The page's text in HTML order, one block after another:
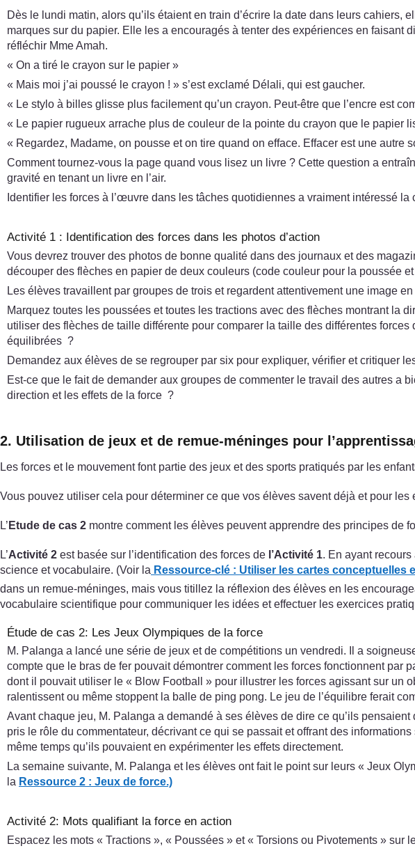
Dès le lundi matin, alors qu’ils étaient en train d’écrire la date dans leurs
marques sur du papier. Elle les a encouragés à tenter des expériences en faisant
réfléchir Mme Amah.
« On a tiré le crayon sur le papier »
« Mais moi j’ai poussé le crayon ! » s’est exclamé Délali, qui est gaucher.
« Le stylo à billes glisse plus facilement qu’un crayon. Peut-être que l’encre est
« Le papier rugueux arrache plus de couleur de la pointe du crayon que le papier
« Regardez, Madame, on pousse et on tire quand on efface. Effacer est une autre
Comment tournez-vous la page quand vous lisez un livre ? Cette question a
gravité en tenant un livre en l’air.
Identifier les forces à l’œuvre dans les tâches quotidiennes a vraiment intéressé
Activité 1 : Identification des forces dans les photos d’action
Vous devrez trouver des photos de bonne qualité dans des journaux et des
découper des flèches en papier de deux couleurs (code couleur pour la poussée
Les élèves travaillent par groupes de trois et regardent attentivement une image
Marquez toutes les poussées et toutes les tractions avec des flèches montrant la
utiliser des flèches de taille différente pour comparer la taille des différentes
équilibrées ?
Demandez aux élèves de se regrouper par six pour expliquer, vérifier et critiquer
Est-ce que le fait de demander aux groupes de commenter le travail des autres a
direction et les effets de la force ?
2. Utilisation de jeux et de remue-méninges pour
Les forces et le mouvement font partie des jeux et des sports pratiqués par les
Vous pouvez utiliser cela pour déterminer ce que vos élèves savent déjà et pour
L’ Etude de cas 2 montre comment les élèves peuvent apprendre des principes de
L’Activité 2 est basée sur l’identification des forces de l’Activité 1. En ayant
science et vocabulaire. (Voir la Ressource-clé : Utiliser les cartes conceptuelles
dans un remue-méninges, mais vous titillez la réflexion des élèves en les
vocabulaire scientifique pour communiquer les idées et effectuer les exercices
Étude de cas 2: Les Jeux Olympiques de la force
M. Palanga a lancé une série de jeux et de compétitions un vendredi. Il a
compte que le bras de fer pouvait démontrer comment les forces fonctionnent par
dont il pouvait utiliser le « Blow Football » pour illustrer les forces agissant sur un
ralentissent ou même stoppent la balle de ping pong. Le jeu de l’équilibre ferait
Avant chaque jeu, M. Palanga a demandé à ses élèves de dire ce qu’ils
pris le rôle du commentateur, décrivant ce qui se passait et offrant des
même temps qu’ils pouvaient en expérimenter les effets directement.
La semaine suivante, M. Palanga et les élèves ont fait le point sur leurs « Jeux
la Ressource 2 : Jeux de force.)
Activité 2: Mots qualifiant la force en action
Espacez les mots « Tractions », « Poussées » et « Torsions ou Pivotements » sur